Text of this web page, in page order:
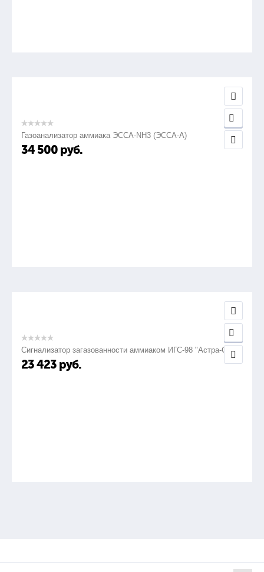
Газоанализатор аммиака ЭССА-NH3 (ЭССА-А)
34 500 руб.
Сигнализатор загазованности аммиаком ИГС-98 "Астра-СВ"
23 423 руб.